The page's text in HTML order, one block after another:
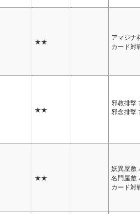
★★
アマジナ
カード対
★★
邪教排撃
邪念排撃
★★
妖異屋敷
名門屋敷
カード対